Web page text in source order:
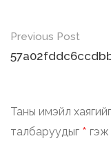
Post
navigation
Previous Post
Таны имэйл
талбаруудыг *